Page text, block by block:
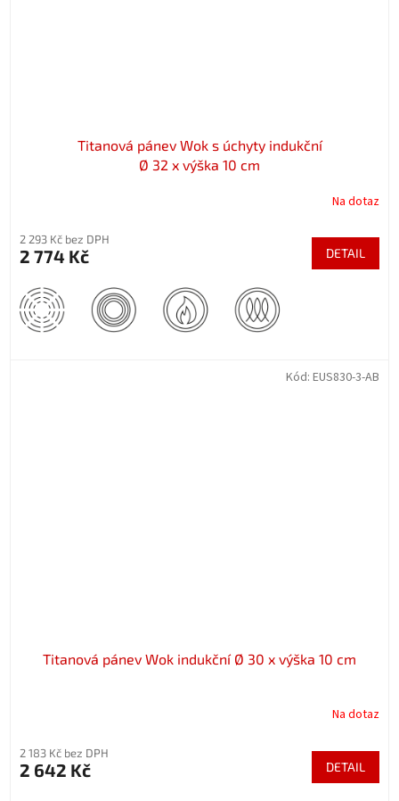
Titanová pánev Wok s úchyty indukční
Ø 32 x výška 10 cm
Na dotaz
2 293 Kč bez DPH
2 774 Kč DETAIL
Titanová pánev Wok indukční Ø 30 x výška 10 cm
Na dotaz
2 183 Kč bez DPH
2 642 Kč DETAIL
Kód: EUS830-3-AB